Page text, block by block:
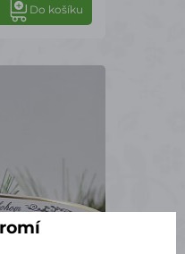
Do košíku